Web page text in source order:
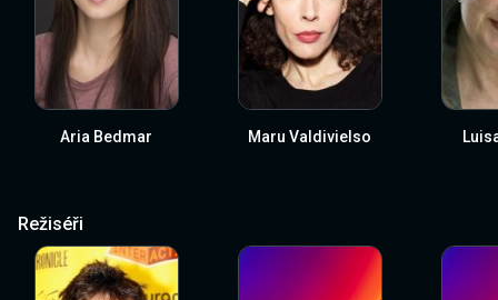
Aria Bedmar Maru Valdivielso
Režiséři